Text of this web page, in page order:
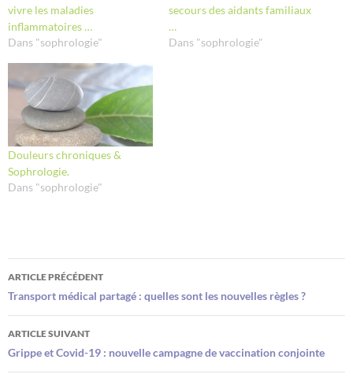
vivre les maladies
inflammatoires …
Dans "sophrologie"
secours des aidants familiaux
…
Dans "sophrologie"
Douleurs chroniques &
Sophrologie.
Dans "sophrologie"
Navigation
des
articles
ARTICLE PRÉCÉDENT
Transport médical partagé : quelles sont les nouvelles règles ?
ARTICLE SUIVANT
Grippe et Covid-19 : nouvelle campagne de vaccination conjointe